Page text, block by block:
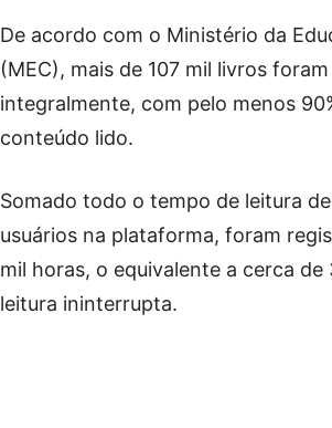
De acordo com o Ministério da
(MEC), mais de 107 mil livros
integralmente, com pelo menos
conteúdo lido.
Somado todo o tempo de leitura
usuários na plataforma, foram
mil horas, o equivalente a cerca de
leitura ininterrupta.